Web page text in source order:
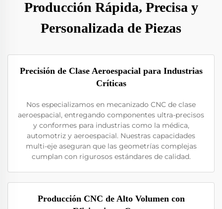
Producción Rápida, Precisa y
Personalizada de Piezas
Precisión de Clase Aeroespacial para Industrias
Críticas
Nos especializamos en mecanizado CNC de clase
aeroespacial, entregando componentes ultra-precisos
y conformes para industrias como la médica,
automotriz y aeroespacial. Nuestras capacidades
multi-eje aseguran que las geometrías complejas
cumplan con rigurosos estándares de calidad.
Producción CNC de Alto Volumen con